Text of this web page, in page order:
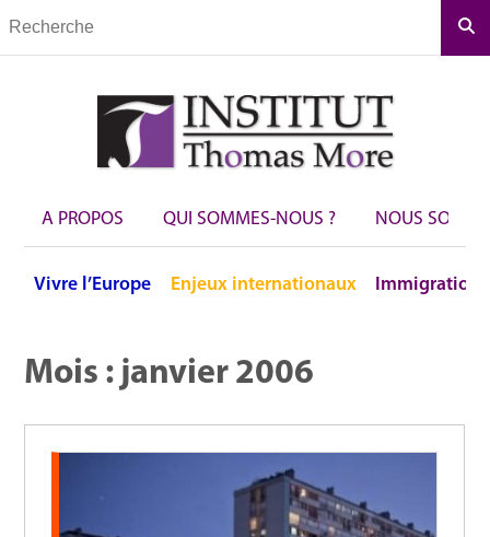
A PROPOS QUI SOMMES-NOUS ? NOUS
Vivre l’Europe Enjeux internationaux Immigration
Mois : janvier 2006